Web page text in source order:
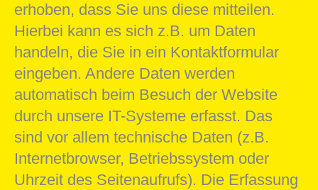
erhoben, dass Sie uns diese mitteilen.
Hierbei kann es sich z.B. um Daten
handeln, die Sie in ein Kontaktformular
eingeben. Andere Daten werden
automatisch beim Besuch der Website
durch unsere IT-Systeme erfasst. Das
sind vor allem technische Daten (z.B.
Internetbrowser, Betriebssystem oder
Uhrzeit des Seitenaufrufs). Die Erfassung